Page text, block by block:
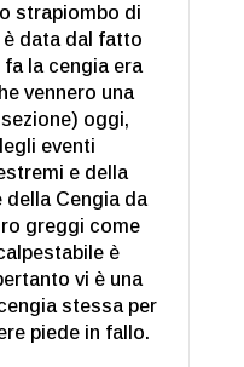
strapiombo di
data dal fatto
la cengia era
vennero una
oggi,
eventi
e della
della Cengia da
greggi come
è
vi è una
stessa per
piede in fallo.